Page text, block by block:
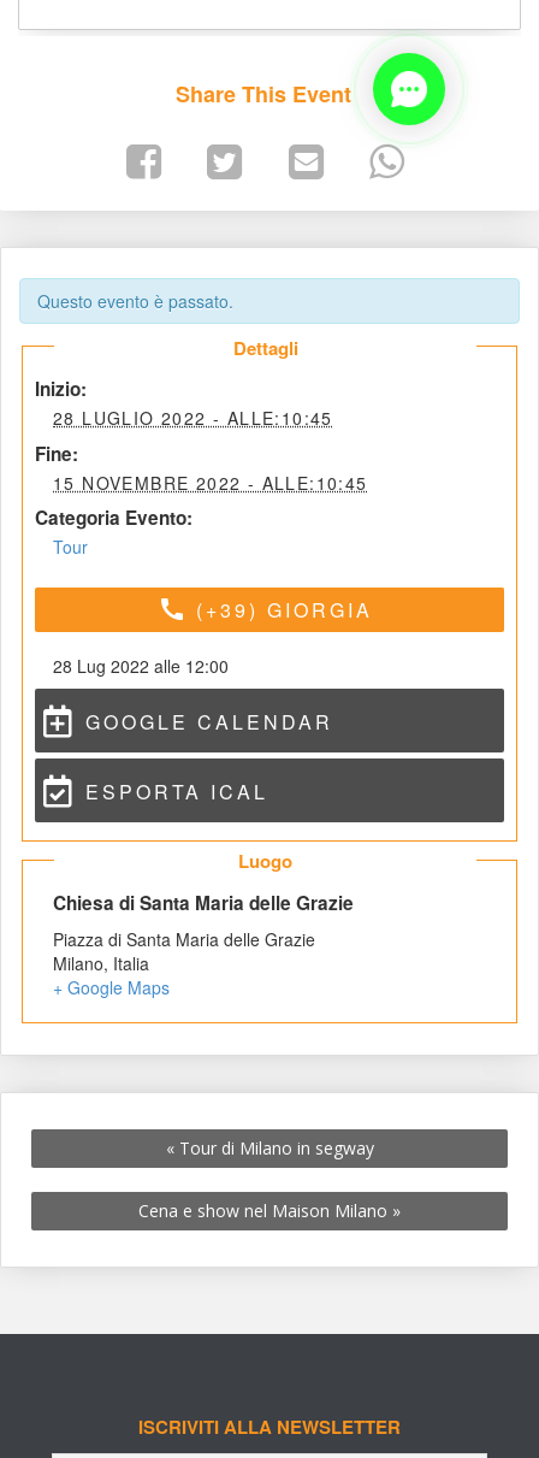
Share This Event
Questo evento è passato.
Dettagli
Inizio:
28 LUGLIO 2022 - ALLE:10:45
Fine:
15 NOVEMBRE 2022 - ALLE:10:45
Categoria Evento:
Tour
call (+39) GIORGIA
28 Lug 2022 alle 12:00
GOOGLE CALENDAR
ESPORTA ICAL
Luogo
Chiesa di Santa Maria delle Grazie
Piazza di Santa Maria delle Grazie
Milano, Italia
+ Google Map
« Tour di Milano in segway
Cena e show nel Maison Milano »
ISCRIVITI ALLA NEWSLETTER